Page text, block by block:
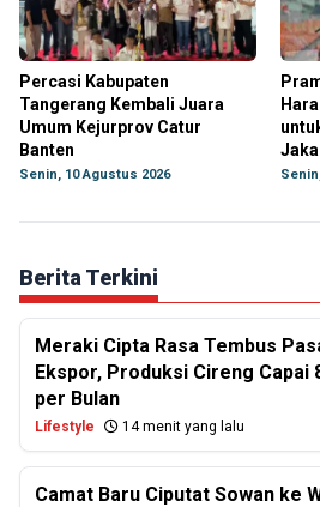
Percasi Kabupaten
Tangerang Kembali Juara
Umum Kejurprov Catur
Banten
Senin, 10 Agustus 2026
Berita Terkini
Meraki Cipta Rasa Tembus
Ekspor, Produksi Cireng Capai
per Bulan
Lifestyle 14 menit yang lalu
Camat Baru Ciputat Sowan ke